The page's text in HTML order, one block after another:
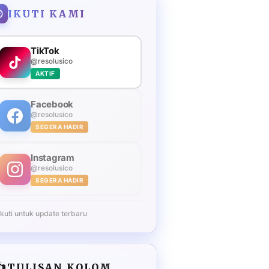
IKUTI KAMI
TikTok
@resolusico
AKTIF
Facebook
@resolusico
SEGERA HADIR
Instagram
@resolusico
SEGERA HADIR
untuk update terbaru